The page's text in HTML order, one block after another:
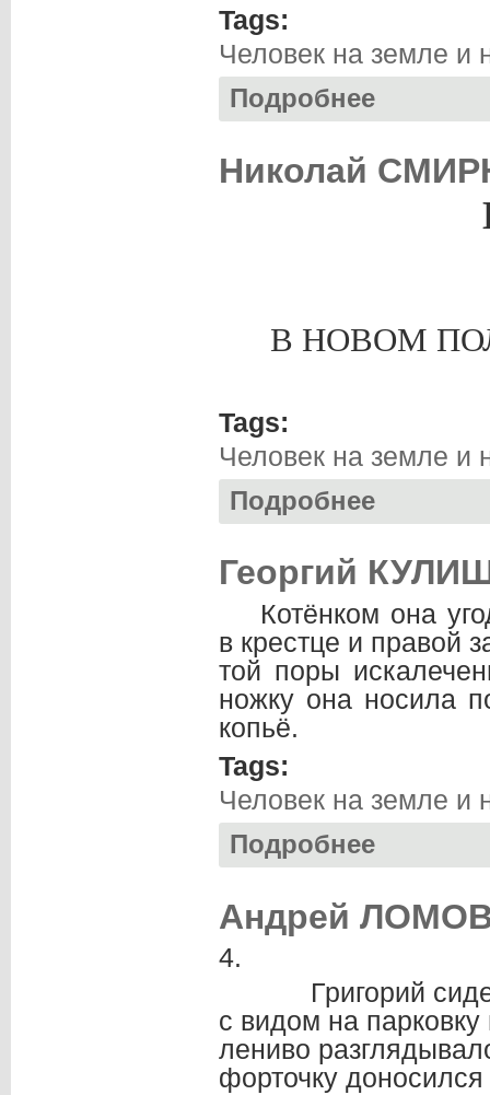
Tags:
Человек на земле и
Подробнее
Николай
В НОВОМ
Tags:
Человек на земле и
Подробнее
Георгий
Котёнком она
в крестце и правой
той поры
ножку она носила
копьё.
Tags:
Человек на земле и
Подробнее
Андрей
4.
Григорий сидел
с видом на
лениво
форточку